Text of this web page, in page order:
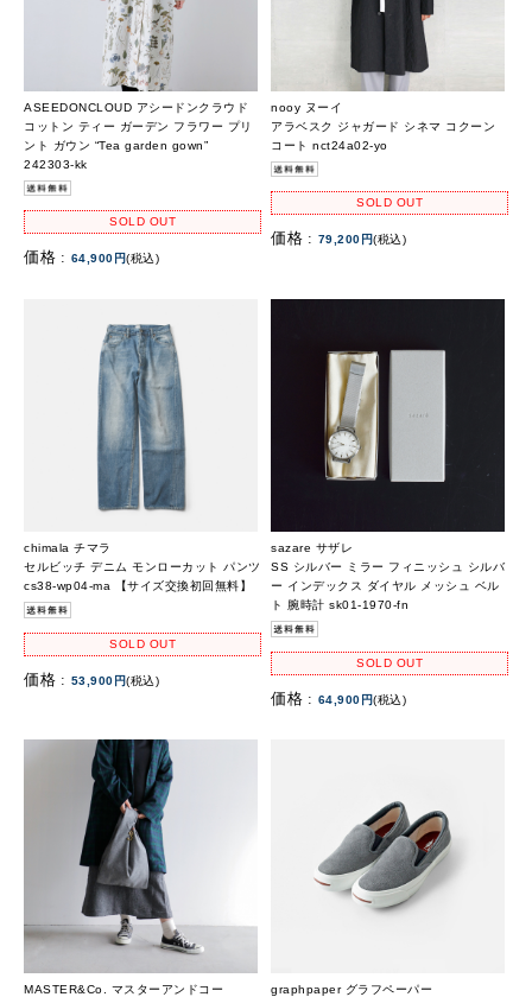
ASEEDONCLOUD アシードンクラウド
コットン ティー ガーデン フラワー プリ
ント ガウン “Tea garden gown”
242303-kk
SOLD OUT
価格 : 64,900円(税込)
nooy ヌーイ
アラベスク ジャガード シネマ コクーン
コート nct24a02-yo
SOLD OUT
価格 : 79,200円(税込)
chimala チマラ
セルビッチ デニム モンローカット パンツ
cs38-wp04-ma 【サイズ交換初回無料】
SOLD OUT
価格 : 53,900円(税込)
sazare サザレ
SS シルバー ミラー フィニッシュ シルバ
ー インデックス ダイヤル メッシュ ベル
ト 腕時計 sk01-1970-fn
SOLD OUT
価格 : 64,900円(税込)
MASTER&Co. マスターアンドコー
graphpaper グラフペーパー